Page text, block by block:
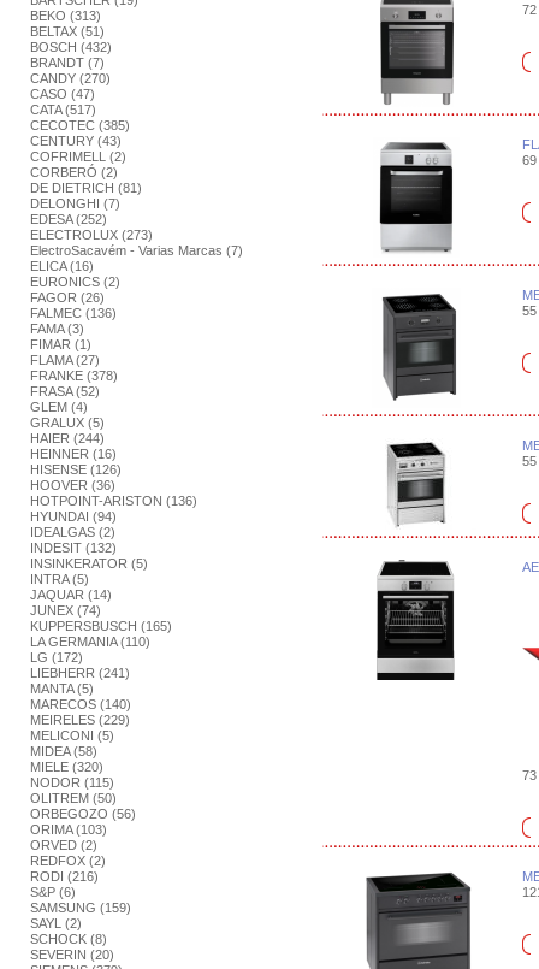
BEKO (313)
BELTAX (51)
BOSCH (432)
BRANDT (7)
CANDY (270)
CASO (47)
CATA (517)
CECOTEC (385)
CENTURY (43)
COFRIMELL (2)
CORBERÓ (2)
DE DIETRICH (81)
DELONGHI (7)
EDESA (252)
ELECTROLUX (273)
ElectroSacavém - Varias Marcas (7)
ELICA (16)
EURONICS (2)
FAGOR (26)
FALMEC (136)
FAMA (3)
FIMAR (1)
FLAMA (27)
FRANKE (378)
FRASA (52)
GLEM (4)
GRALUX (5)
HAIER (244)
HEINNER (16)
HISENSE (126)
HOOVER (36)
HOTPOINT-ARISTON (136)
HYUNDAI (94)
IDEALGAS (2)
INDESIT (132)
INSINKERATOR (5)
INTRA (5)
JAQUAR (14)
JUNEX (74)
KUPPERSBUSCH (165)
LA GERMANIA (110)
LG (172)
LIEBHERR (241)
MANTA (5)
MARECOS (140)
MEIRELES (229)
MELICONI (5)
MIDEA (58)
MIELE (320)
NODOR (115)
OLITREM (50)
ORBEGOZO (56)
ORIMA (103)
ORVED (2)
REDFOX (2)
RODI (216)
S&P (6)
SAMSUNG (159)
SAYL (2)
SCHOCK (8)
SEVERIN (20)
72
69
55
55
73